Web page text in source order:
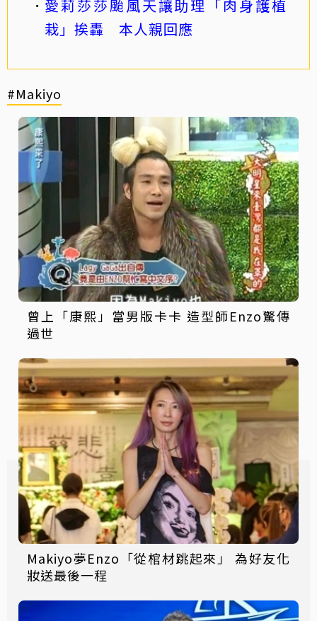
愛莉莎莎颱風天讓助理「肉身護植
栽」挨轟 本人親回應
#Makiyo
曾上「康熙」當男版卡卡 造型師Enzo驚傳
過世
Makiyo夢Enzo「從棺材跳起來」 為好友化
妝送最後一程